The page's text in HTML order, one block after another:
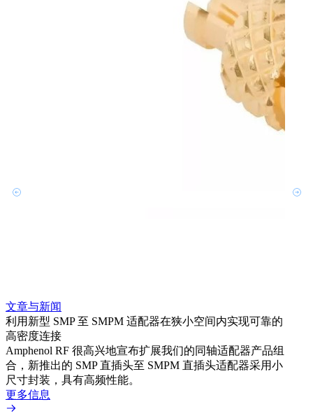
文章与新闻
利用新型 SMP 至 SMPM 适配器在狭小空间内实现可靠的
高密度连接
Amphenol RF 很高兴地宣布扩展我们的同轴适配器产品组
合，新推出的 SMP 直插头至 SMPM 直插头适配器采用小
尺寸封装，具有高频性能。
更多信息